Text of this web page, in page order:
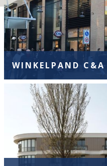
WINKELPAND